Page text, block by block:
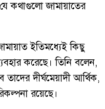
কথাগুলো জামায়াতের
ইতিমধ্যেই কিছু
করেছে। তিনি বলেন,
তাদের দীর্ঘমেয়াদী আর্থিক,
রয়েছে।